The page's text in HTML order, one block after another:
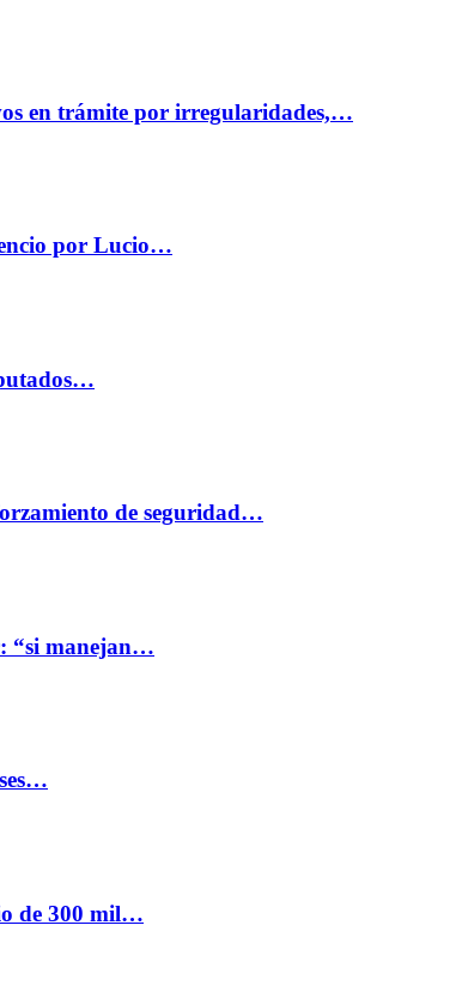
en trámite por irregularidades,…
por Lucio…
de seguridad…
“si manejan…
de 300 mil…